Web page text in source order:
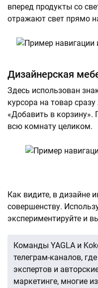
вперед продукты со
отражают свет прямо
Дизайнерская
Здесь использован
курсора на товар
«Добавить в
всю комнату целиком.
Как видите, в дизайне
совершенству.
экспериментируйте и
Команды YAGLA и
телеграм-каналов,
экспертов и
маркетинге, многие